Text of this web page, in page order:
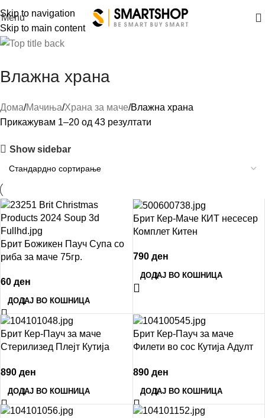
Skip to navigation
Skip to main content
Menu
Влажна храна
Дома Мачиња Храна за маче Влажна храна
Прикажувам 1–20 од 43 резултати
Show sidebar
Брит Божикен Пауч Супа со
риба за маче 75гр.
60 ден
ДОДАЈ ВО КОШНИЦА
Брит Кер-Маче КИТ несесер
Комплет Китен
790 ден
ДОДАЈ ВО КОШНИЦА
Брит Кер-Пауч за маче
Стерилизед Плејт Кутија
890 ден
ДОДАЈ ВО КОШНИЦА
Брит Кер-Пауч за маче
Филети во сос Кутија Адулт
890 ден
ДОДАЈ ВО КОШНИЦА